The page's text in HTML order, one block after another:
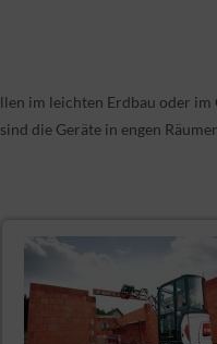
im leichten Erdbau oder
die Geräte in engen